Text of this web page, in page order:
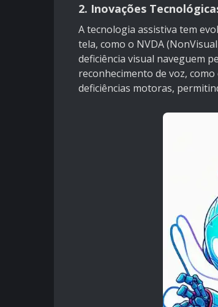
2. Inovações
A tecnologia assistiva tem
tela, como o NVDA
deficiência visual naveguem
reconhecimento de voz,
deficiências motoras,